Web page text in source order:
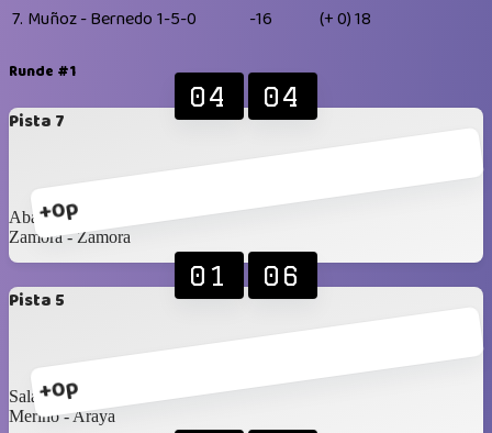
7. Muñoz - Bernedo 1-5-0 -16 (+ 0)18
Runde #1
Pista 7
+0p
04 04
Abarca - Mamani
Zamora - Zamora
Pista 5
+0p
01 06
Salazar - Muñoz
Merino - Araya